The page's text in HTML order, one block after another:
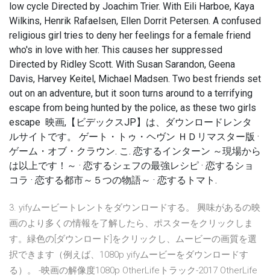
low cycle Directed by Joachim Trier. With Eili Harboe, Kaya
Wilkins, Henrik Rafaelsen, Ellen Dorrit Petersen. A confused
religious girl tries to deny her feelings for a female friend
who's in love with her. This causes her suppressed
Directed by Ridley Scott. With Susan Sarandon, Geena
Davis, Harvey Keitel, Michael Madsen. Two best friends set
out on an adventure, but it soon turns around to a terrifying
escape from being hunted by the police, as these two girls
escape 映画,【ビデックスJP】は、ダウンロードレンタ
ルサイトです。 ゲート・トゥ・ヘヴン ＨＤリマスター版 ·
ゲーム・オブ・クラウン. こ. 恋するインターン ～現場から
は以上です！～ · 恋するシェフの最強レシピ · 恋するショ
コラ · 恋する都市～５つの物語～ · 恋するトマト.
3. yifyムービートレントをダウンロードする。 興味があるの映
画のより多くの情報を了解したら、ポスターをクリックしま
す。緑色の[ダウンロード]をクリックし、ムービーの画質を選
択できます（例えば、1080p yifyムービーをダウンロードす
る）。 -映画の解像度1080p OtherLifeトラック-2017 OtherLife